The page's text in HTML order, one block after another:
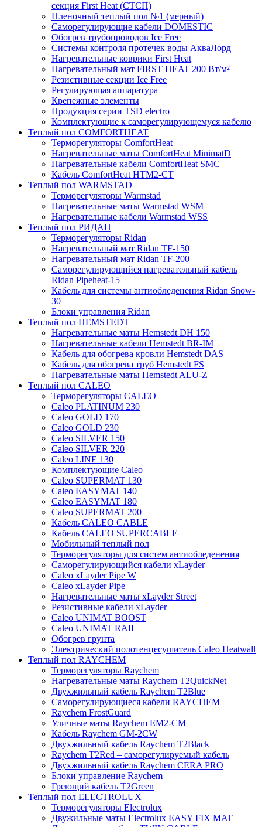
секция First Heat (СТСП)
Пленочный теплый пол №1 (мерный)
Саморегулирующие кабели DOMESTIC
Обогрев трубопроводов Ice Free
Системы контроля протечек воды АкваЛорд
Нагревательные коврики First Heat
Нагревательный мат FIRST HEAT 200 Вт/м²
Резистивные секции Ice Free
Регулирующая аппаратура
Крепежные элементы
Продукция серии TSD electro
Комплектующие к саморегулирующемуся кабелю
Теплый пол COMFORTHEAT
Терморегуляторы ComfortHeat
Нагревательные маты ComfortHeat MinimatD
Нагревательные кабели ComfortHeat SMC
Кабель ComfortHeat HTM2-CT
Теплый пол WARMSTAD
Терморегуляторы Warmstad
Нагревательные маты Warmstad WSM
Нагревательные кабели Warmstad WSS
Теплый пол РИДАН
Терморегуляторы Ridan
Нагревательный мат Ridan TF-150
Нагревательный мат Ridan TF-200
Саморегулирующийся нагревательный кабель
Ridan Pipeheat-15
Кабель для системы антиобледенения Ridan Snow-
30
Блоки управления Ridan
Теплый пол HEMSTEDT
Нагревательные маты Hemstedt DH 150
Нагревательные кабели Hemstedt BR-IM
Кабель для обогрева кровли Hemstedt DAS
Кабель для обогрева труб Hemstedt FS
Нагревательные маты Hemstedt ALU-Z
Теплый пол CALEO
Терморегуляторы CALEO
Caleo PLATINUM 230
Caleo GOLD 170
Caleo GOLD 230
Caleo SILVER 150
Caleo SILVER 220
Caleo LINE 130
Комплектующие Caleo
Caleo SUPERMAT 130
Caleo EASYMAT 140
Caleo EASYMAT 180
Caleo SUPERMAT 200
Кабель CALEO CABLE
Кабель CALEO SUPERCABLE
Мобильный теплый пол
Терморегуляторы для систем антиобледенения
Саморегулирующийся кабели xLayder
Caleo xLayder Pipe W
Caleo xLayder Pipe
Нагревательные маты xLayder Street
Резистивные кабели xLayder
Caleo UNIMAT BOOST
Caleo UNIMAT RAIL
Обогрев грунта
Электрический полотенцесушитель Caleo Heatwall
Теплый пол RAYCHEM
Терморегуляторы Raychem
Нагревательные маты Raychem T2QuickNet
Двухжильный кабель Raychem T2Blue
Саморегулирующиеся кабели RAYCHEM
Raychem FrostGuard
Уличные маты Raychem EM2-CM
Кабель Raychem GM-2CW
Двухжильный кабель Raychem T2Black
Raychem T2Red – саморегулируемый кабель
Двухжильный кабель Raychem CERA PRO
Блоки управление Raychem
Греющий кабель T2Green
Теплый пол ELECTROLUX
Терморегуляторы Electrolux
Двужильные маты Electrolux EASY FIX MAT